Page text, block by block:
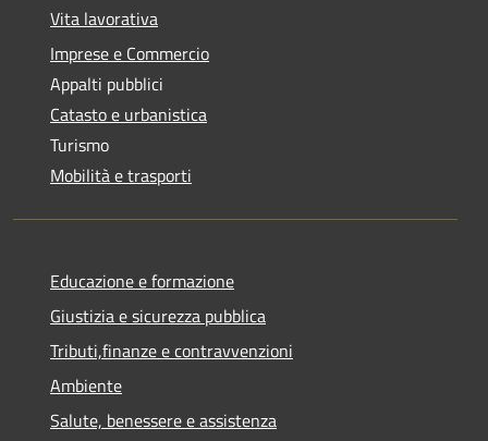
Vita lavorativa
Imprese e Commercio
Appalti pubblici
Catasto e urbanistica
Turismo
Mobilità e trasporti
Educazione e formazione
Giustizia e sicurezza pubblica
Tributi,finanze e contravvenzioni
Ambiente
Salute, benessere e assistenza